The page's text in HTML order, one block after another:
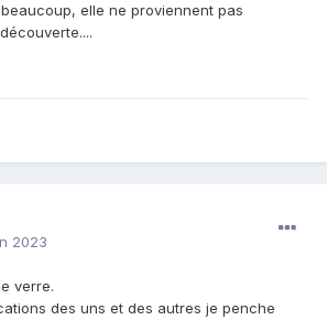
elle ne proviennent pas
2023
verre.
des uns et des autres je penche